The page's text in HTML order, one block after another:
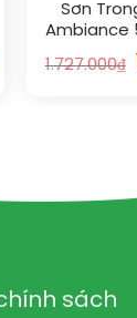
Sơn
Ambiance
Glow
1.727.000₫
sách